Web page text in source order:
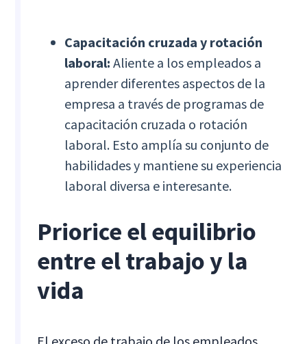
Capacitación cruzada y rotación
laboral: Aliente a los empleados a
aprender diferentes aspectos de la
empresa a través de programas de
capacitación cruzada o rotación
laboral. Esto amplía su conjunto de
habilidades y mantiene su experiencia
laboral diversa e interesante.
Priorice el equilibrio
entre el trabajo y la
vida